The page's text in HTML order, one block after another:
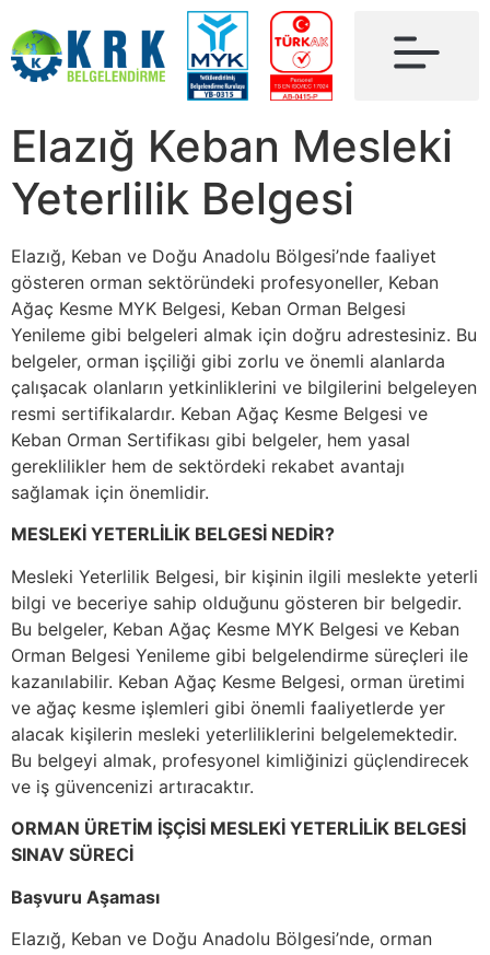
Elazığ Keban Mesleki
Yeterlilik Belgesi
Elazığ, Keban ve Doğu Anadolu Bölgesi’nde faaliyet
gösteren orman sektöründeki profesyoneller, Keban
Ağaç Kesme MYK Belgesi, Keban Orman Belgesi
Yenileme gibi belgeleri almak için doğru adrestesiniz. Bu
belgeler, orman işçiliği gibi zorlu ve önemli alanlarda
çalışacak olanların yetkinliklerini ve bilgilerini belgeleyen
resmi sertifikalardır. Keban Ağaç Kesme Belgesi ve
Keban Orman Sertifikası gibi belgeler, hem yasal
gereklilikler hem de sektördeki rekabet avantajı
sağlamak için önemlidir.
MESLEKİ YETERLİLİK BELGESİ NEDİR?
Mesleki Yeterlilik Belgesi, bir kişinin ilgili meslekte yeterli
bilgi ve beceriye sahip olduğunu gösteren bir belgedir.
Bu belgeler, Keban Ağaç Kesme MYK Belgesi ve Keban
Orman Belgesi Yenileme gibi belgelendirme süreçleri ile
kazanılabilir. Keban Ağaç Kesme Belgesi, orman üretimi
ve ağaç kesme işlemleri gibi önemli faaliyetlerde yer
alacak kişilerin mesleki yeterliliklerini belgelemektedir.
Bu belgeyi almak, profesyonel kimliğinizi güçlendirecek
ve iş güvencenizi artıracaktır.
ORMAN ÜRETİM İŞÇİSİ MESLEKİ YETERLİLİK BELGESİ
SINAV SÜRECİ
Başvuru Aşaması
Elazığ, Keban ve Doğu Anadolu Bölgesi’nde, orman